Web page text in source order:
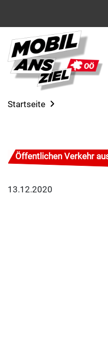
Startseite
Öffentlichen Verkehr
13.12.2020